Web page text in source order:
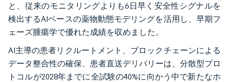
と、従来のモニタリングよりも6日早く安全性シグナルを
検出するAIベースの薬物動態モデリングを活用し、早期フ
ェーズ腫瘍学で優れた成績を収めました。
AI主導の患者リクルートメント、ブロックチェーンによる
データ整合性の確保、患者直送デリバリーは、分散型プロ
トコルが2028年までに全試験の40%に向かう中で新たなホ